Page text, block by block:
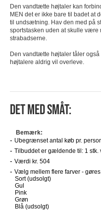
Den vandtætte højtaler kan
MEN det er ikke bare til badet at
til undsætning. Hav den med på
sportstasken uden at skulle være
strabadserne.
Den vandtætte højtaler tåler
højtalere aldrig vil overleve.
Det med småt:
Bemærk:
Ubegrænset antal køb pr.
Tilbuddet er gældende til: 1 stk.
Værdi kr. 504
Vælg mellem flere farver -
Sort(udsolgt)
Gul
Pink
Grøn
Blå (udsolgt)